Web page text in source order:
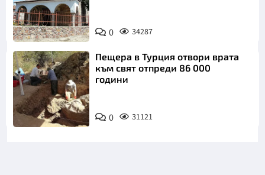
0 34287
Пещера в Турция отвори врата
към свят отпреди 86 000
години
0 31121